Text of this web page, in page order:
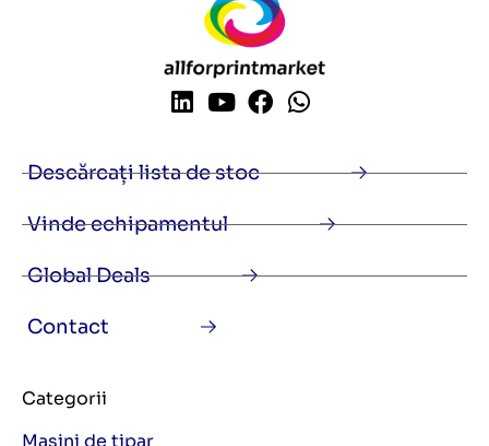
Descărcați lista de stoc
Vinde echipamentul
Global Deals
Contact
Categorii
Mașini de tipar